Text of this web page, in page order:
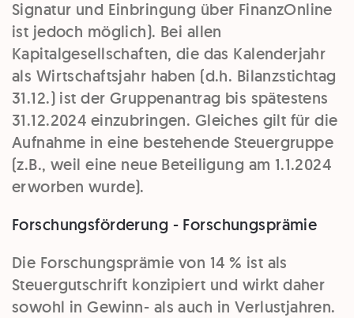
Signatur und Einbringung über FinanzOnline
ist jedoch möglich). Bei allen
Kapitalgesellschaften, die das Kalenderjahr
als Wirtschaftsjahr haben (d.h. Bilanzstichtag
31.12.) ist der Gruppenantrag bis spätestens
31.12.2024 einzubringen. Gleiches gilt für die
Aufnahme in eine bestehende Steuergruppe
(z.B., weil eine neue Beteiligung am 1.1.2024
erworben wurde).
Forschungsförderung - Forschungsprämie
Die Forschungsprämie von 14 % ist als
Steuergutschrift konzipiert und wirkt daher
sowohl in Gewinn- als auch in Verlustjahren.